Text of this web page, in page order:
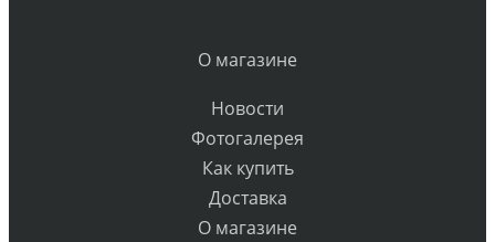
О магазине
Новости
Фотогалерея
Как купить
Доставка
О магазине